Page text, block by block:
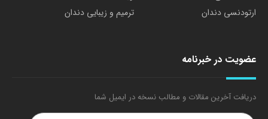
ارتودنسی دندان
ترمیم و زیبایی دندان
عضویت در خبرنامه
دریافت آخرین مقالات و مطالب نسخه در ایمیل شما